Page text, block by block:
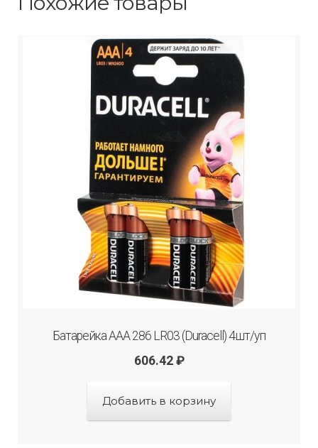
Батарейка ААА 286 LR03 (Duracell) 4шт/уп
606.42 ₽
Добавить в корзину